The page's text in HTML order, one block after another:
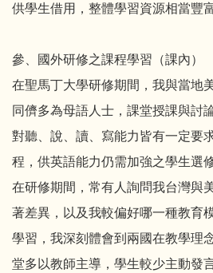
供學生借用，整體學習資源相當豐富
參、國外研修之課程學習（課內）
在聖馬丁大學研修期間，我與當地
同儕多為母語人士，課堂授課與討
對聽、說、讀、寫能力皆有一定要
程，供英語能力仍需加強之學生選修
在研修期間，常有人詢問我台灣與
著差異，以及我較偏好哪一種教育
學習，我深刻體會到兩國在教學理
堂多以教師主導，學生較少主動發